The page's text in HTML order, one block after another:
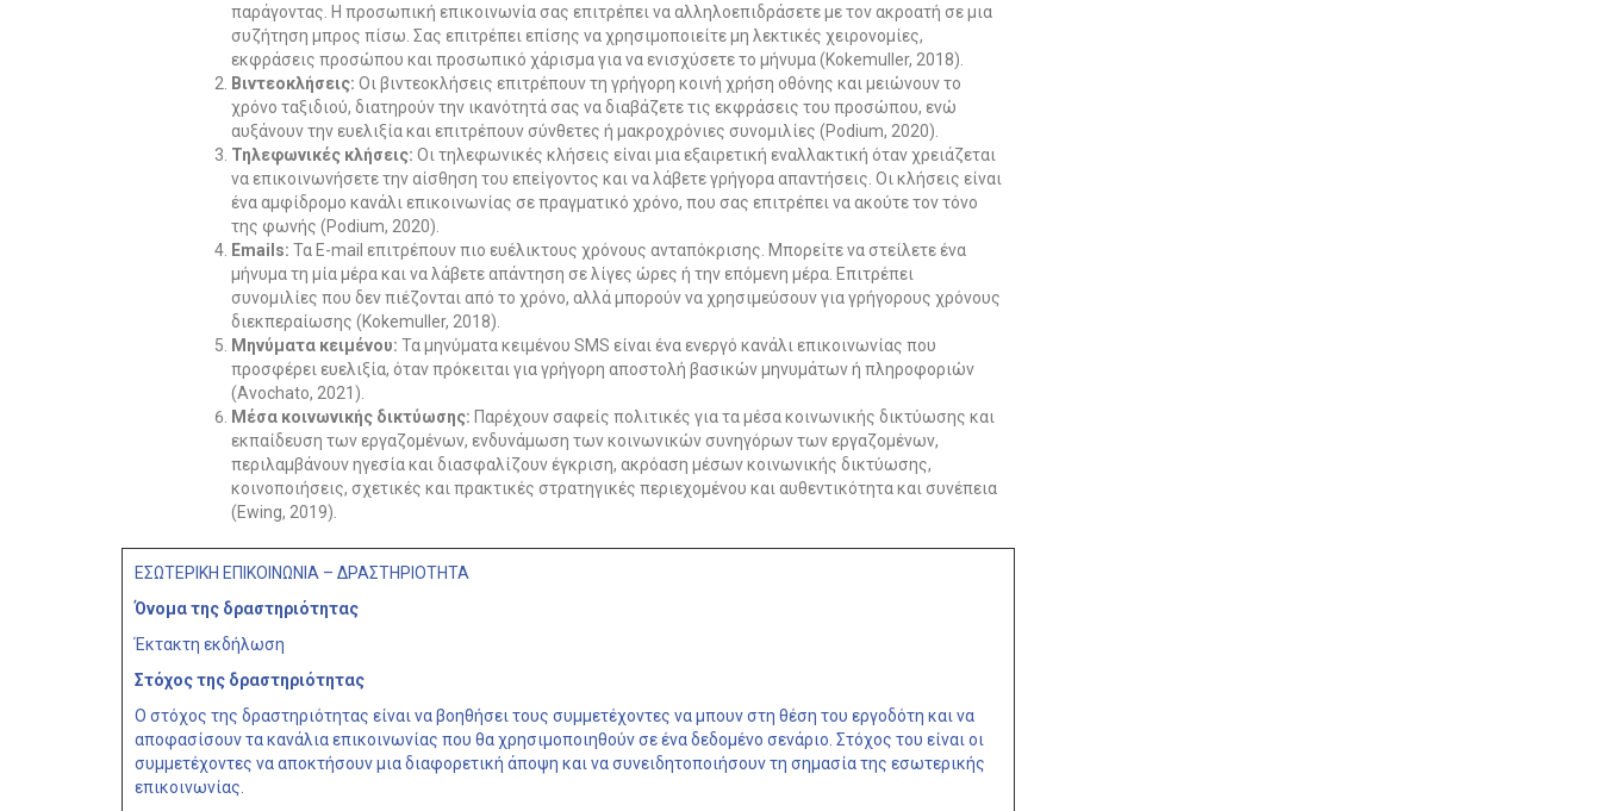
παράγοντας. Η προσωπική επικοινωνία σας επιτρέπει να αλληλοεπιδράσετε με τον ακροατή σε μια
συζήτηση μπρος πίσω. Σας επιτρέπει επίσης να χρησιμοποιείτε μη λεκτικές χειρονομίες,
εκφράσεις προσώπου και προσωπικό χάρισμα για να ενισχύσετε το μήνυμα (Kokemuller, 2018).
Βιντεοκλήσεις: Οι βιντεοκλήσεις επιτρέπουν τη γρήγορη κοινή χρήση οθόνης και μειώνουν το
χρόνο ταξιδιού, διατηρούν την ικανότητά σας να διαβάζετε τις εκφράσεις του προσώπου, ενώ
αυξάνουν την ευελιξία και επιτρέπουν σύνθετες ή μακροχρόνιες συνομιλίες (Podium, 2020).
Τηλεφωνικές κλήσεις: Οι τηλεφωνικές κλήσεις είναι μια εξαιρετική εναλλακτική όταν χρειάζεται
να επικοινωνήσετε την αίσθηση του επείγοντος και να λάβετε γρήγορα απαντήσεις. Οι κλήσεις είναι
ένα αμφίδρομο κανάλι επικοινωνίας σε πραγματικό χρόνο, που σας επιτρέπει να ακούτε τον τόνο
της φωνής (Podium, 2020).
Emails: Τα E-mail επιτρέπουν πιο ευέλικτους χρόνους ανταπόκρισης. Μπορείτε να στείλετε ένα
μήνυμα τη μία μέρα και να λάβετε απάντηση σε λίγες ώρες ή την επόμενη μέρα. Επιτρέπει
συνομιλίες που δεν πιέζονται από το χρόνο, αλλά μπορούν να χρησιμεύσουν για γρήγορους χρόνους
διεκπεραίωσης (Kokemuller, 2018).
Μηνύματα κειμένου: Τα μηνύματα κειμένου SMS είναι ένα ενεργό κανάλι επικοινωνίας που
προσφέρει ευελιξία, όταν πρόκειται για γρήγορη αποστολή βασικών μηνυμάτων ή πληροφοριών
(Avochato, 2021).
Μέσα κοινωνικής δικτύωσης: Παρέχουν σαφείς πολιτικές για τα μέσα κοινωνικής δικτύωσης και
εκπαίδευση των εργαζομένων, ενδυνάμωση των κοινωνικών συνηγόρων των εργαζομένων,
περιλαμβάνουν ηγεσία και διασφαλίζουν έγκριση, ακρόαση μέσων κοινωνικής δικτύωσης,
κοινοποιήσεις, σχετικές και πρακτικές στρατηγικές περιεχομένου και αυθεντικότητα και συνέπεια
(Ewing, 2019).
ΕΣΩΤΕΡΙΚΗ ΕΠΙΚΟΙΝΩΝΙΑ – ΔΡΑΣΤΗΡΙΟΤΗΤΑ
Όνομα της δραστηριότητας
Έκτακτη εκδήλωση
Στόχος της δραστηριότητας
Ο στόχος της δραστηριότητας είναι να βοηθήσει τους συμμετέχοντες να μπουν στη θέση του εργοδότη και να
αποφασίσουν τα κανάλια επικοινωνίας που θα χρησιμοποιηθούν σε ένα δεδομένο σενάριο. Στόχος του είναι οι
συμμετέχοντες να αποκτήσουν μια διαφορετική άποψη και να συνειδητοποιήσουν τη σημασία της εσωτερικής
επικοινωνίας.